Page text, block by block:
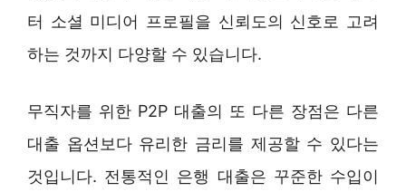
터 소셜 미디어 프로필을 신뢰도의 신호로 고려
하는 것까지 다양할 수 있습니다.
무직자를 위한 P2P 대출의 또 다른 장점은 다른
대출 옵션보다 유리한 금리를 제공할 수 있다는
것입니다. 전통적인 은행 대출은 꾸준한 수입이